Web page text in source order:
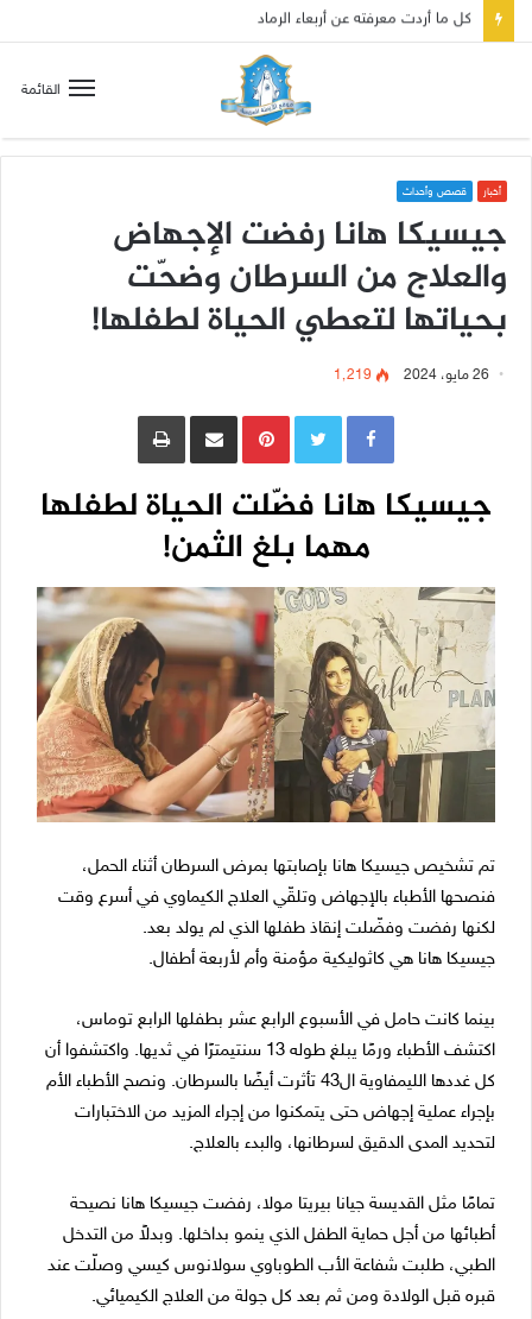
صلاة إلى مريم سلطانة السلام لتهدئة الغضب الإلهي
القائمة
أخبار قصص وأحداث
جيسيكا هانا رفضت الإجهاض
والعلاج من السرطان وضحّت
بحياتها لتعطي الحياة لطفلها!
26 مايو، 2024 1٬219
Pinterestمشاركة عبر البريد طباعة
جيسيكا هانا فضّلت الحياة لطفلها
مهما بلغ الثمن!
تم تشخيص جيسيكا هانا بإصابتها بمرض السرطان أثناء الحمل،
فنصحها الأطباء بالإجهاض وتلقّي العلاج الكيماوي في أسرع وقت
لكنها رفضت وفضّلت إنقاذ طفلها الذي لم يولد بعد.
جيسيكا هانا هي كاثوليكية مؤمنة وأم لأربعة أطفال.
بينما كانت حامل في الأسبوع الرابع عشر بطفلها الرابع توماس،
اكتشف الأطباء ورمًا يبلغ طوله 13 سنتيمترًا في ثديها. واكتشفوا أن
كل غددها الليمفاوية ال43 تأثرت أيضًا بالسرطان. ونصح الأطباء الأم
بإجراء عملية إجهاض حتى يتمكنوا من إجراء المزيد من الاختبارات
لتحديد المدى الدقيق لسرطانها، والبدء بالعلاج.
تمامًا مثل القديسة جيانا بيريتا مولا، رفضت جيسيكا هانا نصيحة
أطبائها من أجل حماية الطفل الذي ينمو بداخلها. وبدلاً من التدخل
الطبي، طلبت شفاعة الأب الطوباوي سولانوس كيسي وصلّت عند
قبره قبل الولادة ومن ثم بعد كل جولة من العلاج الكيميائي.